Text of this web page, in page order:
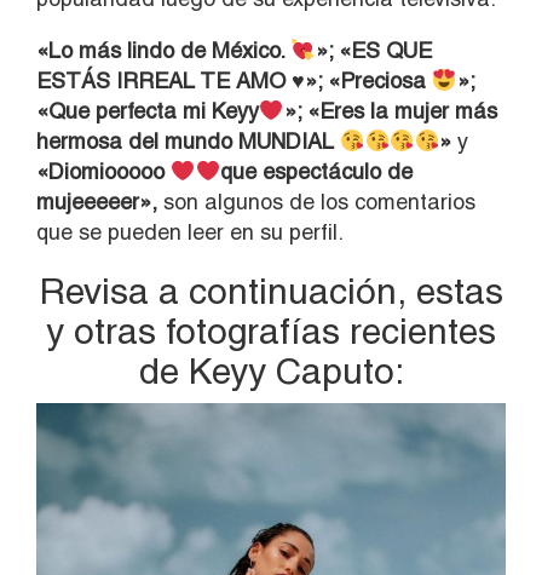
«Lo más lindo de México.
»; «ES QUE
ESTÁS IRREAL TE AMO ♥»; «Preciosa
»;
«Que perfecta mi Keyy
»; «Eres la mujer más
hermosa del mundo MUNDIAL
» y
«Diomiooooo
que espectáculo de
mujeeeeer», son algunos de los comentarios
que se pueden leer en su perfil.
Revisa a continuación, estas
y otras fotografías recientes
de Keyy Caputo: